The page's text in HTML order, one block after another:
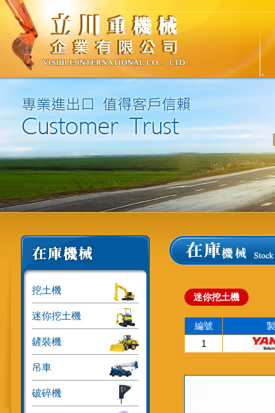
挖土機
迷你挖土機
鏟裝機
吊車
破碎機
迷你挖土機
編號
1